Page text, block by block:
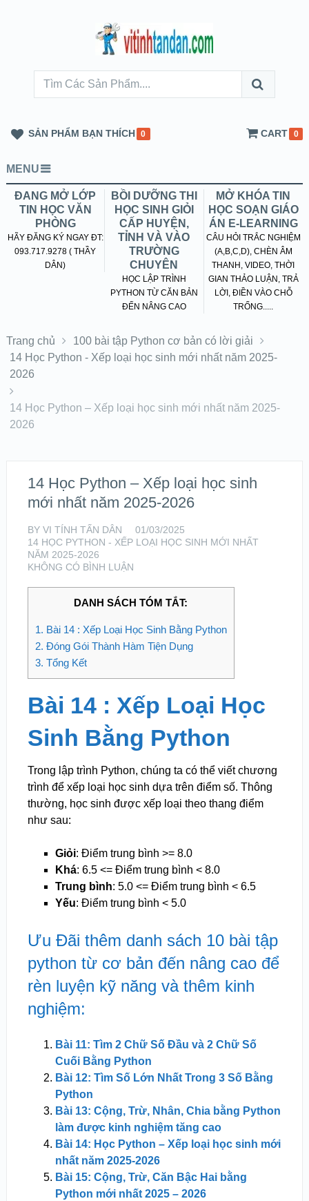
SẢN PHẨM BẠN THÍCH 0 CART 0
MENU
ĐANG MỞ LỚP
TIN HỌC VĂN
PHÒNG
HÃY ĐĂNG KÝ NGAY ĐT:
093.717.9278 ( THẦY
DÂN)
BỒI DƯỠNG THI
HỌC SINH GIỎI
CẤP HUYỆN,
TỈNH VÀ VÀO
TRƯỜNG
CHUYÊN
HỌC LẬP TRÌNH
PYTHON TỪ CĂN BẢN
ĐẾN NÂNG CAO
MỞ KHÓA TIN
HỌC SOẠN GIÁO
ÁN E-LEARNING
CÂU HỎI TRẮC NGHIỆM
(A,B,C,D), CHÈN ÂM
THANH, VIDEO, THỜI
GIAN THẢO LUẬN, TRẢ
LỜI, ĐIỀN VÀO CHỖ
TRỐNG.....
Trang chủ
100 bài tập Python cơ bản có lời giải
14 Học Python - Xếp loại học sinh mới nhất năm 2025-
2026
14 Học Python – Xếp loại học sinh mới nhất năm 2025-
2026
14 Học Python – Xếp loại học sinh
mới nhất năm 2025-2026
BY VI TÍNH TẤN DÂN
01/03/2025
14 HỌC PYTHON - XẾP LOẠI HỌC SINH MỚI NHẤT
NĂM 2025-2026
KHÔNG CÓ BÌNH LUẬN
DANH SÁCH TÓM TẮT:
1. Bài 14 : Xếp Loại Học Sinh Bằng Python
2. Đóng Gói Thành Hàm Tiện Dụng
3. Tổng Kết
Bài 14 : Xếp Loại Học
Sinh Bằng Python
Trong lập trình Python, chúng ta có thể viết chương
trình để xếp loại học sinh dựa trên điểm số. Thông
thường, học sinh được xếp loại theo thang điểm
như sau:
Giỏi: Điểm trung bình >= 8.0
Khá: 6.5 <= Điểm trung bình < 8.0
Trung bình: 5.0 <= Điểm trung bình < 6.5
Yếu: Điểm trung bình < 5.0
Ưu Đãi thêm danh sách 10 bài tập
python từ cơ bản đến nâng cao để
rèn luyện kỹ năng và thêm kinh
nghiệm:
Bài 11: Tìm 2 Chữ Số Đầu và 2 Chữ Số
Cuối Bằng Python
Bài 12: Tìm Số Lớn Nhất Trong 3 Số Bằng
Python
Bài 13: Cộng, Trừ, Nhân, Chia bằng Python
làm được kinh nghiệm tăng cao
Bài 14: Học Python – Xếp loại học sinh mới
nhất năm 2025-2026
Bài 15: Cộng, Trừ, Căn Bậc Hai bằng
Python mới nhất 2025 – 2026